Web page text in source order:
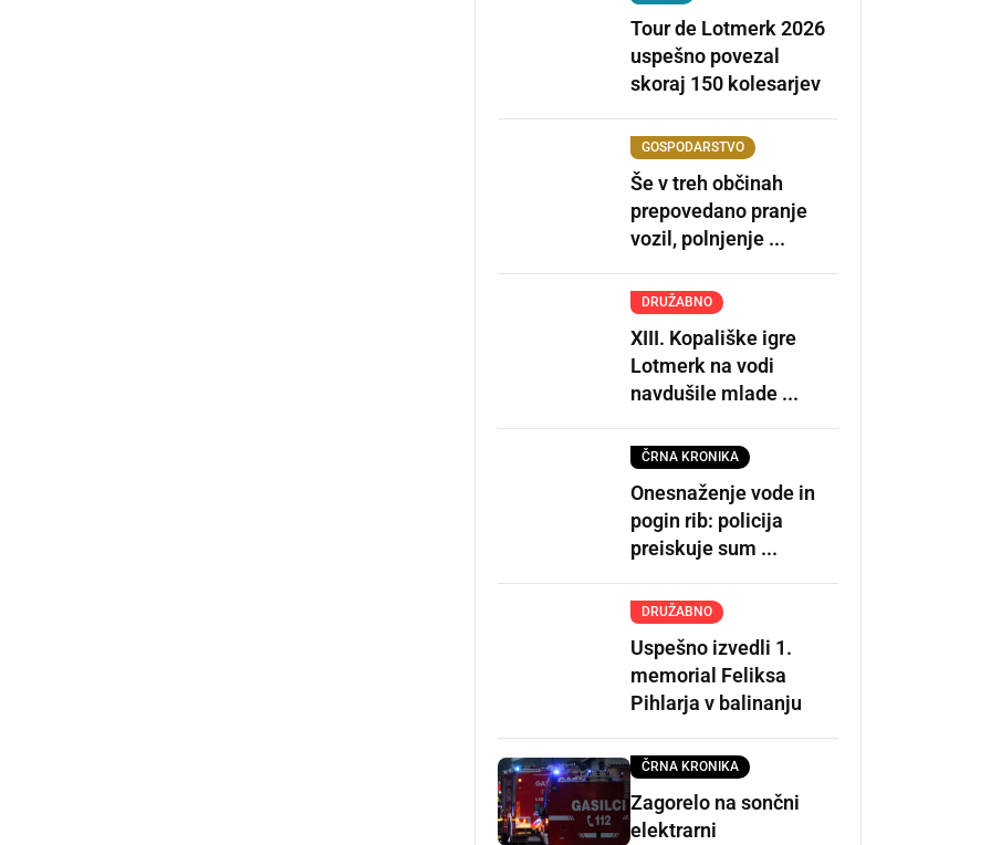
Tour de Lotmerk 2026
uspešno povezal
skoraj 150 kolesarjev
GOSPODARSTVO
Še v treh občinah
prepovedano pranje
vozil, polnjenje ...
DRUŽABNO
XIII. Kopališke igre
Lotmerk na vodi
navdušile mlade ...
ČRNA KRONIKA
Onesnaženje vode in
pogin rib: policija
preiskuje sum ...
DRUŽABNO
Uspešno izvedli 1.
memorial Feliksa
Pihlarja v balinanju
ČRNA KRONIKA
Zagorelo na sončni
elektrarni